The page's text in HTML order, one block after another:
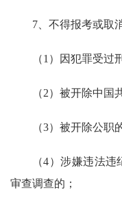
7、不得报考或取
（1）因犯罪受过
（2）被开除中国
（3）被开除公职
（4）涉嫌违法
审查调查的；